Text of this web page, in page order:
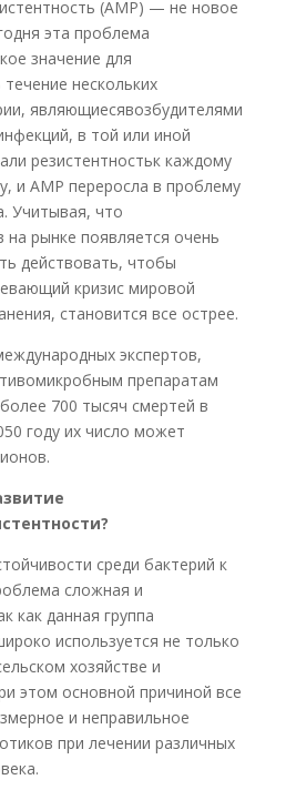
(АМР) — не новое
эта проблема
значение для
нескольких
являющиесявозбудителями
в той или иной
резистентностьк каждому
и АМР переросла в проблему
Учитывая, что
рынке появляется очень
действовать, чтобы
кризис мировой
становится все острее.
экспертов,
препаратам
700 тысяч смертей в
году их число может
среди бактерий к
сложная и
как данная группа
используется не только
хозяйстве и
этом основной причиной все
и неправильное
при лечении различных